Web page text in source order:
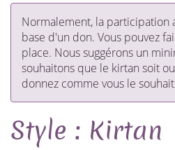
​Normalement, la participation
base d'un don. Vous pouvez
place. Nous suggérons un
souhaitons que le kirtan soit
donnez comme vous le
Style : Kirtan